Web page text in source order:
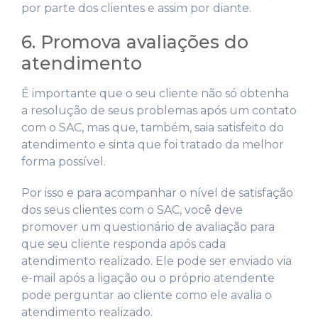
por parte dos clientes e assim por diante.
6. Promova avaliações do
atendimento
É importante que o seu cliente não só obtenha
a resolução de seus problemas após um contato
com o SAC, mas que, também, saia satisfeito do
atendimento e sinta que foi tratado da melhor
forma possível.
Por isso e para acompanhar o nível de satisfação
dos seus clientes com o SAC, você deve
promover um questionário de avaliação para
que seu cliente responda após cada
atendimento realizado. Ele pode ser enviado via
e-mail após a ligação ou o próprio atendente
pode perguntar ao cliente como ele avalia o
atendimento realizado.